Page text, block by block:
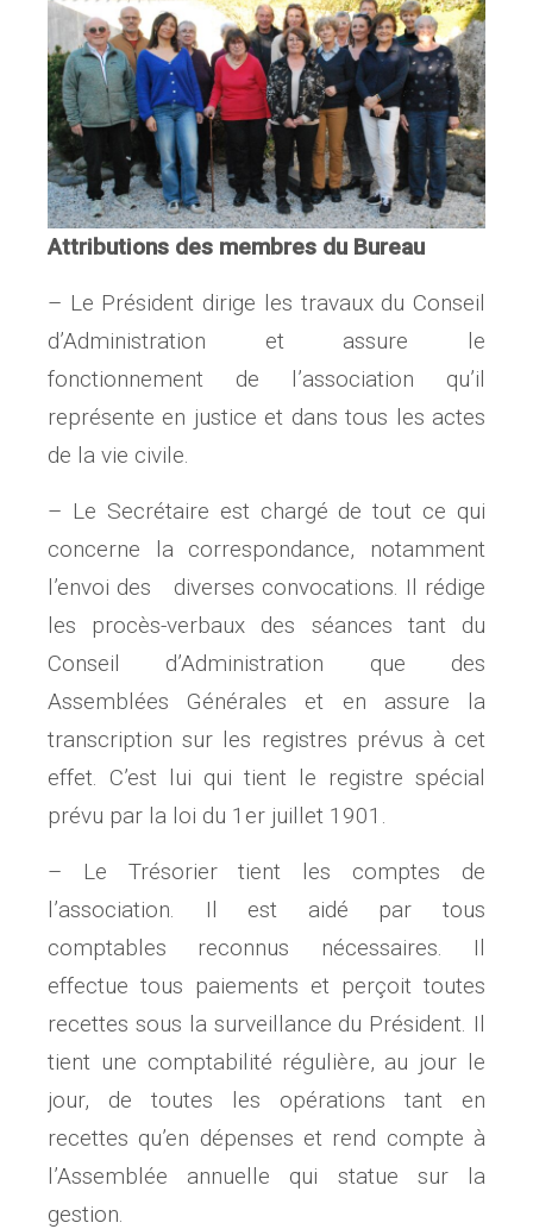
Attributions des membres du Bureau
– Le Président dirige les travaux du Conseil
d’Administration et assure le
fonctionnement de l’association qu’il
représente en justice et dans tous les actes
de la vie civile.
– Le Secrétaire est chargé de tout ce qui
concerne la correspondance, notamment
l’envoi des diverses convo­cations. Il rédige
les procès-verbaux des séances tant du
Conseil d’Administration que des
Assemblées Géné­rales et en assure la
transcription sur les registres prévus à cet
effet. C’est lui qui tient le registre spécial
prévu par la loi du 1er juillet 1901.
– Le Trésorier tient les comptes de
l’association. Il est aidé par tous
comptables reconnus nécessaires. Il
effectue tous paiements et perçoit toutes
recettes sous la surveillance du Président. Il
tient une comptabilité régulière, au jour le
jour, de toutes les opérations tant en
recettes qu’en dépenses et rend compte à
l’Assemblée annuelle qui statue sur la
gestion.